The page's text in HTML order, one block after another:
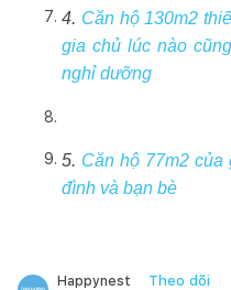
4. Căn hộ 130m2
gia chủ lúc nào
nghỉ dưỡng
5. Căn hộ 77m2 của
đình và bạn bè
Happynest Theo dõi